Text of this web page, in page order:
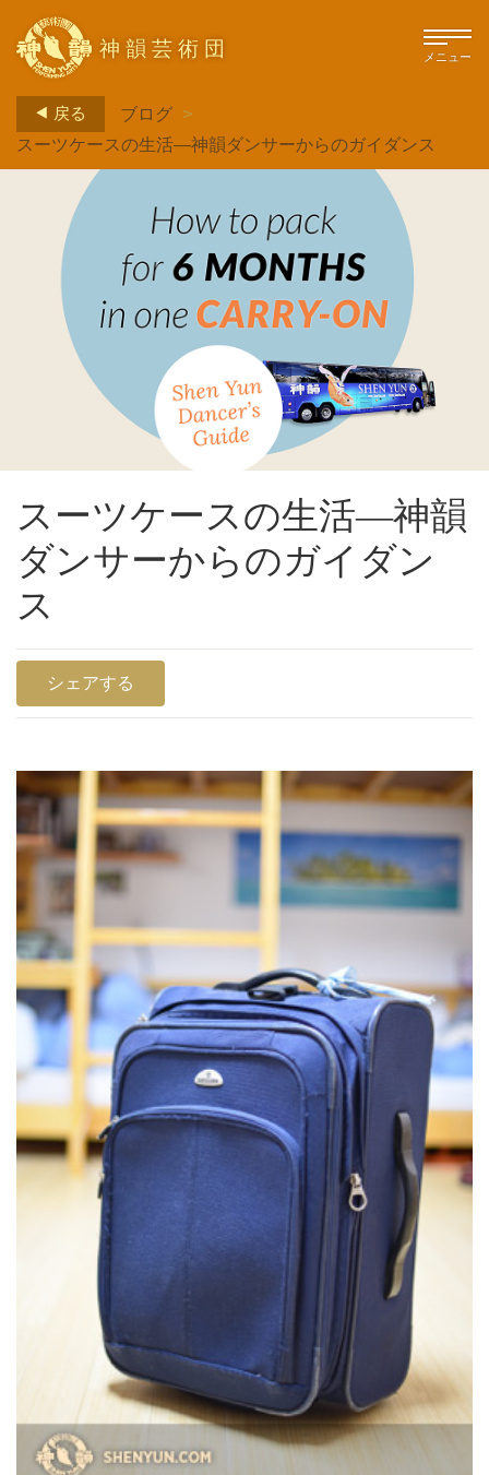
神韻芸術団 メニュー
戻る ブログ >
スーツケースの生活―神韻ダンサーからのガイダンス
スーツケースの生活―神韻
ダンサーからのガイダン
ス
シェアする